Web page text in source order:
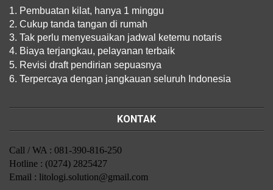
1. Pembuatan kilat, hanya 1 minggu
2. Cukup tanda tangan di rumah
3. Tak perlu menyesuaikan jadwal ketemu notaris
4. Biaya terjangkau, pelayanan terbaik
5. Revisi draft pendirian sepuasnya
6. Terpercaya dengan jangkauan seluruh Indonesia
KONTAK
Call / WA : 081-390-816-250
Hotline : (0274) 2825427
Email : litologi.solution@gmail.com